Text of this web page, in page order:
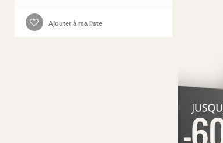
Ajouter à ma liste